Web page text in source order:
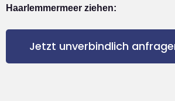
Haarlemmermeer ziehen:
Jetzt unverbindlich